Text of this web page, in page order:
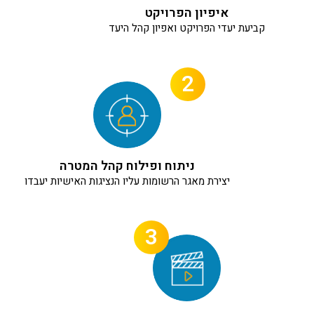
איפיון הפרויקט
קביעת יעדי הפרויקט ואפיון קהל היעד
2
ניתוח ופילוח קהל המטרה
יצירת מאגר הרשומות עליו הנציגות האישיות יעבדו
3